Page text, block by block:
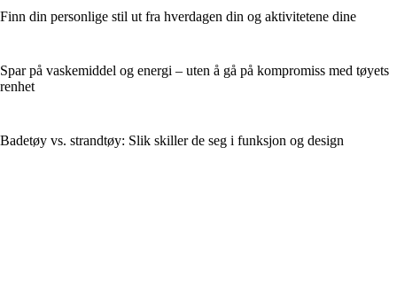
Finn din personlige stil ut fra hverdagen din og aktivitetene dine
Spar på vaskemiddel og energi – uten å gå på kompromiss med tøyets
renhet
Badetøy vs. strandtøy: Slik skiller de seg i funksjon og design